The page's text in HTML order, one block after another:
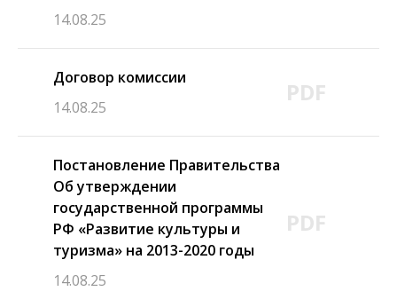
14.08.25
Договор комиссии
14.08.25
PDF
Постановление Правительства
Об утверждении
государственной программы
РФ «Развитие культуры и
туризма» на 2013-2020 годы
14.08.25
PDF